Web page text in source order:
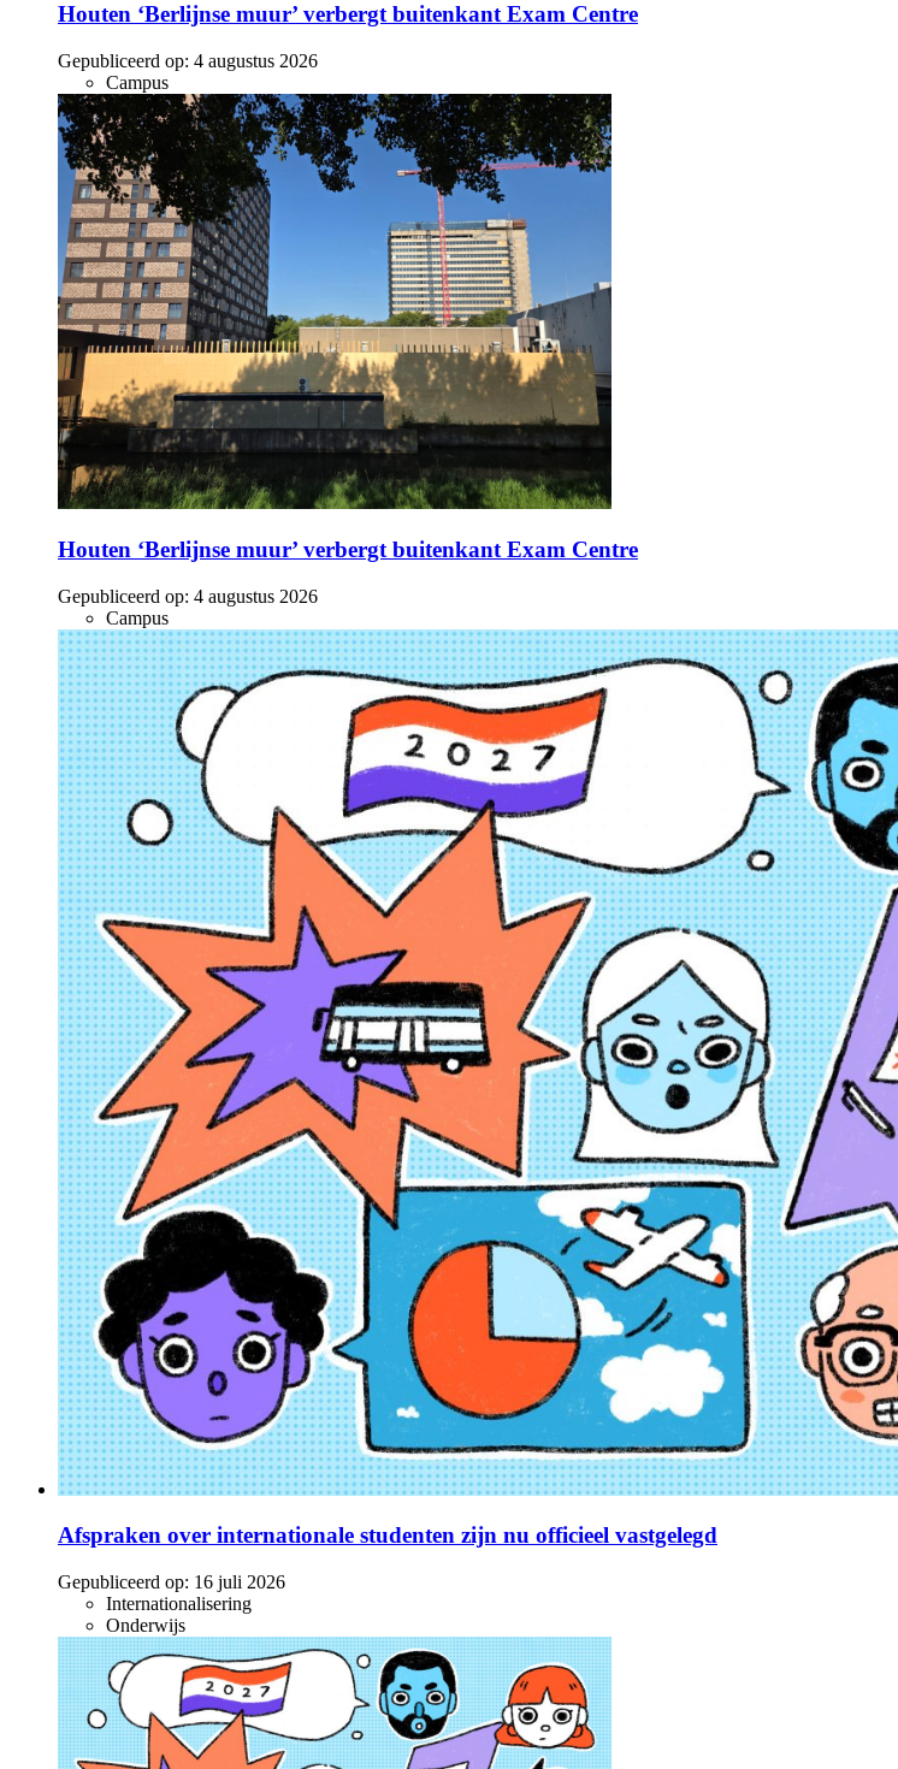
Houten ‘Berlijnse muur’ verbergt buitenkant Exam Centre
Gepubliceerd op: 4 augustus 2026
Campus
Houten ‘Berlijnse muur’ verbergt buitenkant Exam Centre
Gepubliceerd op: 4 augustus 2026
Campus
Afspraken over internationale studenten zijn nu officieel vastgelegd
Gepubliceerd op: 16 juli 2026
Internationalisering
Onderwijs